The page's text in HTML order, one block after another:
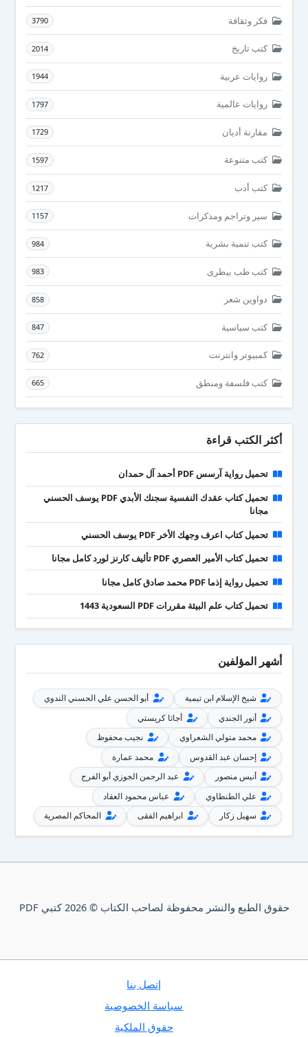
فكر وثقافة 3790
كتب تاريخ 2014
روايات عربية 1944
روايات عالمية 1797
مقارنة أديان 1729
كتب متنوعة 1597
كتب أدب 1217
سير وتراجم ومذكرات 1157
كتب تنمية بشرية 984
كتب طب بيطرى 983
دواوين شعر 858
كتب سياسية 847
كمبيوتر وانترنت 762
كتب فلسفة ومنطق 665
أكثر الكتب قراءة
تحميل رواية آرسس PDF أحمد آل حمدان
تحميل كتاب عقدك النفسية سجنك الأبدي PDF يوسف الحسني
مجانا
تحميل كتاب اعرف وجهك الأخر PDF يوسف الحسني
تحميل كتاب الأمير العصري PDF تأليف كارنز لورد كامل مجانا
تحميل رواية إذما PDF محمد صادق كامل مجانا
تحميل كتاب علم البيئة مقررات PDF السعودية 1443
أشهر المؤلفين
شيخ الإسلام ابن تيمية
أبو الحسن علي الحسني الندوي
أنور الجندي
أجاثا كريستي
محمد متولي الشعراوي
نجيب محفوظ
إحسان عبد القدوس
محمد عمارة
أنيس منصور
عبد الرحمن الجوزي أبو الفرج
علي الطنطاوي
عباس محمود العقاد
سهيل زكار
ابراهيم الفقى المحاكم المصرية
حقوق الطبع والنشر محفوظة لصاحب الكتاب © 2026 كتبي PDF
إتصل بنا
سياسة الخصوصية
حقوق الملكية